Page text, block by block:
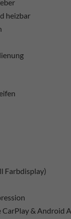
heizbar
Farbdisplay)
& Android